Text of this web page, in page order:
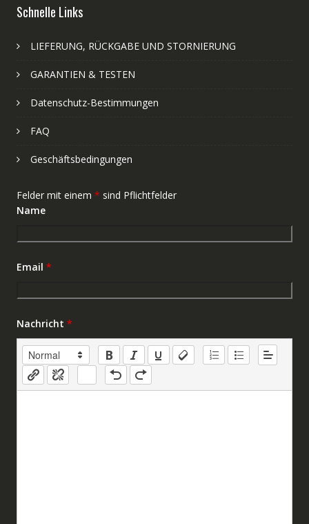
Schnelle Links
LIEFERUNG, RÜCKGABE UND STORNIERUNG
GARANTIEN & TESTEN
Datenschutz-Bestimmungen
FAQ
Geschäftsbedingungen
Felder mit einem * sind Pflichtfelder
Name
Email *
Nachricht *